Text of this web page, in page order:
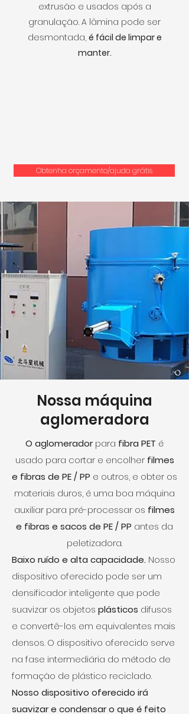
extrusão e usados após a
granulação. A lâmina pode ser
desmontada, é fácil de limpar e
manter.
Obtenha orçamento/ajuda grátis
Nossa máquina
aglomeradora
O aglomeradorpara fibra PET é
usado para cortar e encolher filmes
e fibras de PE / PP e outros, e obter os
materiais duros, é uma boa máquina
auxiliar para pré-processar os filmes
e fibras e sacos de PE / PP antes da
peletizadora.
Baixo ruído e alta capacidade. Nosso
dispositivo oferecido pode ser um
densificador inteligente que pode
suavizar os objetos plásticos difusos
e convertê-los em equivalentes mais
densos. O dispositivo oferecido serve
na fase intermediária do método de
formação de plástico reciclado.
Nosso dispositivo oferecido irá
suavizar e condensar o que é feito